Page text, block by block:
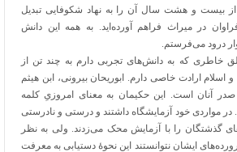
بیست و هشت سال آن را به نهاد شکوفایی تبدیل
در میراث فراهم آورده‌اید. به همه این دانش
درود می‌فرستم.
خاطری که به دانش‌های تجربی دارم به چند تن از
اسلام ارادت خاصی دارم. ابوریحان بیرونی، ابن هیثم
آنان است. این حکیمان به معنای امروزیِ کلمه
در مواردی خود آزمایشگاه داشتند و درستی و نادرستی
گذشتگان را با آزمایش محک می‌زدند. ولی به نظر
ایشان نتوانستند این نحوۀ دستیابی به معرفت